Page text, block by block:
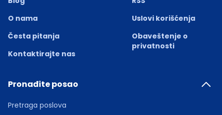
O nama
Česta pitanja
Kontaktirajte nas
Uslovi korišćenja
Obaveštenje o
privatnosti
Pronađite posao
Pretraga poslova